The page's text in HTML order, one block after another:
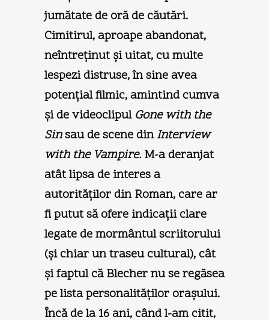
jumătate de oră de căutări.
Cimitirul, aproape abandonat,
neîntreţinut şi uitat, cu multe
lespezi distruse, în sine avea
potenţial filmic, amintind cumva
şi de videoclipul Gone with the
Sinsau de scene dinInterview
with the Vampire.M-a deranjat
atât lipsa de interes a
autorităţilor din Roman, care ar
fi putut să ofere indicaţii clare
legate de mormântul scriitorului
(şi chiar un traseu cultural), cât
şi faptul că Blecher nu se regăsea
pe lista personalităţilor oraşului.
Încă de la 16 ani, când l-am citit,